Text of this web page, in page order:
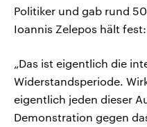
Politiker und gab rund
Ioannis Zelepos hält fest:
„Das ist eigentlich die
Widerstandsperiode.
eigentlich jeden dieser
Demonstration gegen